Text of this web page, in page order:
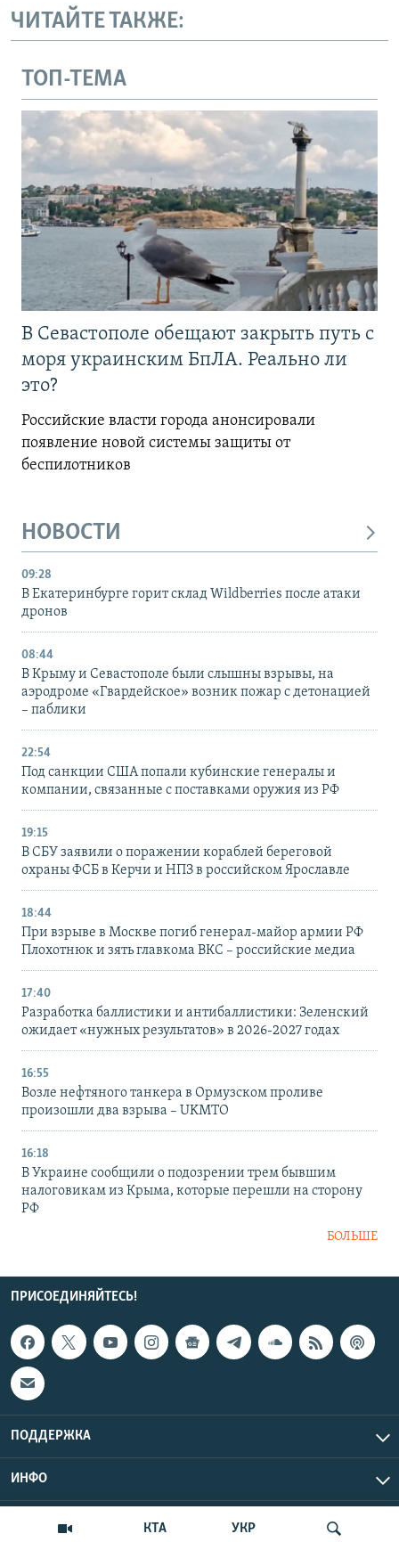
КТА УКР
ЧИТАЙТЕ ТАКЖЕ:
ТОП-ТЕМА
В Севастополе обещают закрыть путь с
моря украинским БпЛА. Реально ли
это?
Российские власти города анонсировали
появление новой системы защиты от
беспилотников
НОВОСТИ
09:28
В Екатеринбурге горит склад Wildberries после атаки
дронов
08:44
В Крыму и Севастополе были слышны взрывы, на
аэродроме «Гвардейское» возник пожар с детонацией
– паблики
22:54
Под санкции США попали кубинские генералы и
компании, связанные с поставками оружия из РФ
19:15
В СБУ заявили о поражении кораблей береговой
охраны ФСБ в Керчи и НПЗ в российском Ярославле
18:44
При взрыве в Москве погиб генерал-майор армии РФ
Плохотнюк и зять главкома ВКС – российские медиа
17:40
Разработка баллистики и антибаллистики: Зеленский
ожидает «нужных результатов» в 2026-2027 годах
16:55
Возле нефтяного танкера в Ормузском проливе
произошли два взрыва – UKMTO
16:18
В Украине сообщили о подозрении трем бывшим
налоговикам из Крыма, которые перешли на сторону
РФ
БОЛЬШЕ
ПРИСОЕДИНЯЙТЕСЬ!
ПОДДЕРЖКА
ИНФО
Copyright Крым.Реалии, 2026 | Все права защищены.
UTC+3